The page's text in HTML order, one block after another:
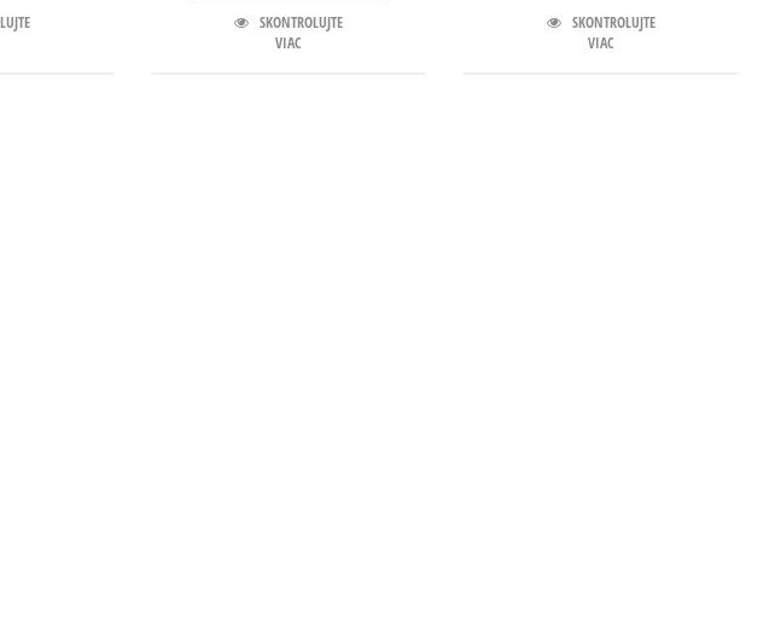
SKONTROLUJTE
VIAC
SKONTROLUJTE
VIAC